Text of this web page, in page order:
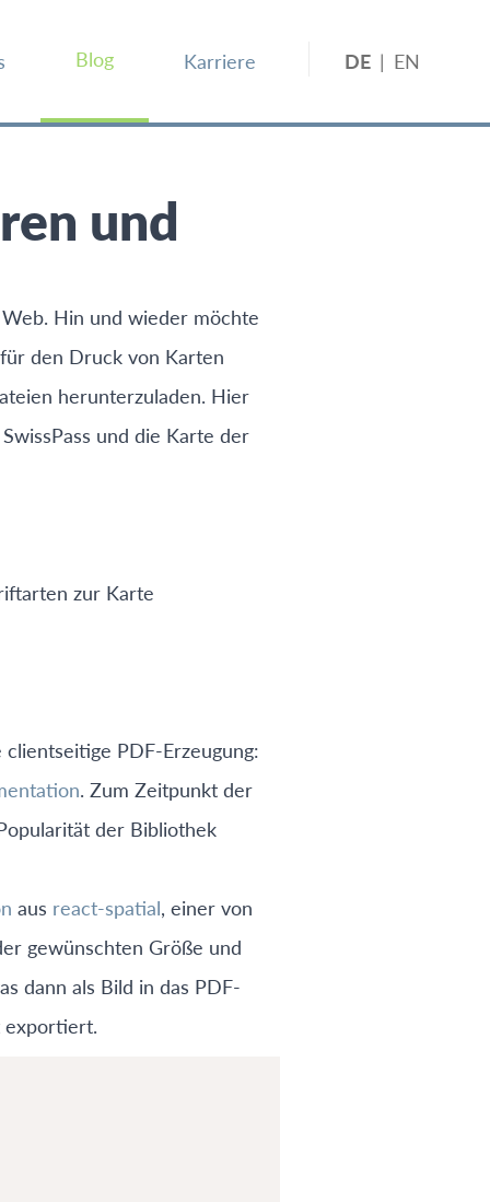
Blog Karriere DE | EN
und
Hin und wieder möchte
den Druck von Karten
herunterzuladen. Hier
und die Karte der
zur Karte
PDF-Erzeugung:
. Zum Zeitpunkt der
der Bibliothek
aus react-spatial, einer von
gewünschten Größe und
dann als Bild in das PDF-
exportiert.